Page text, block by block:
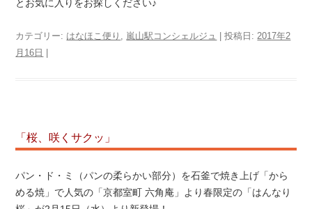
とお気に入りをお探しください♪
カテゴリー: はなほこ便り , 嵐山駅コンシェルジュ | 投稿日:2017年2
月16日
「桜、咲くサクッ」
パン・ド・ミ（パンの柔らかい部分）を石釜で焼き上げ「から
める焼」で人気の「京都室町 六角庵」より春限定の「はんなり